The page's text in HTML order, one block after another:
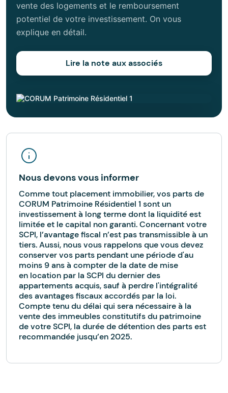
vente des logements et le remboursement
potentiel de votre investissement. On vous
explique en détail.
Lire la note aux associés
Nous devons vous informer
Comme tout placement immobilier, vos parts de
CORUM Patrimoine Résidentiel 1 sont un
investissement à long terme dont la liquidité est
limitée et le capital non garanti. Concernant votre
SCPI, l’avantage fiscal n’est pas transmissible à un
tiers. Aussi, nous vous rappelons que vous devez
conserver vos parts pendant une période d'au
moins 9 ans à compter de la date de mise
en location par la SCPI du dernier des
appartements acquis, sauf à perdre l'intégralité
des avantages fiscaux accordés par la loi.
Compte tenu du délai qui sera nécessaire à la
vente des immeubles constitutifs du patrimoine
de votre SCPI, la durée de détention des parts est
recommandée jusqu’en 2025.